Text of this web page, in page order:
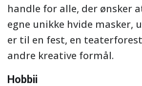
handle for alle, der ønsker
egne unikke hvide masker,
er til en fest, en
andre kreative formål.
Hobbii